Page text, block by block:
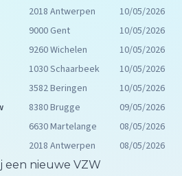
2018 Antwerpen
10/05/2026
9000 Gent
10/05/2026
9260 Wichelen
10/05/2026
1030 Schaarbeek
10/05/2026
3582 Beringen
10/05/2026
8380 Brugge
09/05/2026
6630 Martelange
08/05/2026
2018 Antwerpen 08/05/2026
een nieuwe VZW